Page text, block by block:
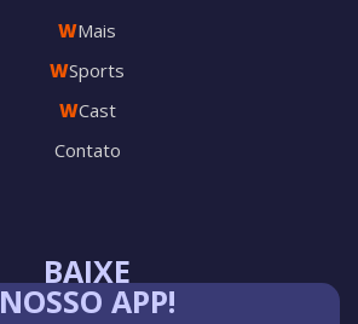
BAIXE
NOSSO APP!
WMais
WSports
WCast
Contato